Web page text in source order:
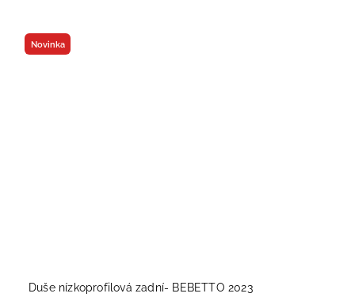
Novinka
Duše nízkoprofilová zadní- BEBETTO 2023